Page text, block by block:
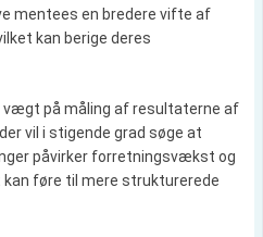
mentees en bredere vifte af
kan berige deres
vægt på måling af resultaterne af
vil i stigende grad søge at
påvirker forretningsvækst og
kan føre til mere strukturerede